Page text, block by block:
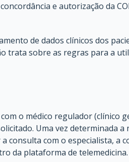
e autorização da
de dados clínicos dos
trata sobre as regras para a
o médico regulador (clínico
Uma vez determinada a
com o especialista, a
da plataforma de telemedicina.